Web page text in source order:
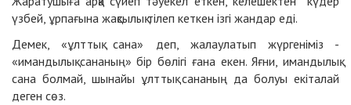
үзбей, ұрпағына жақсылық тілеп кеткен ізгі жандар еді.
Демек, «ұлттық сана» деп, жалаулатып жүргеніміз -
«имандылық сананың» бір бөлігі ғана екен. Яғни, имандылық
сана болмай, шынайы ұлттық сананың да болуы екіталай
деген сөз.